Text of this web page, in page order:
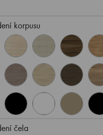
korpusu
čela